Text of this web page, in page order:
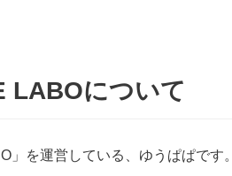
LABOについて
」を運営している、ゆうぱぱです。